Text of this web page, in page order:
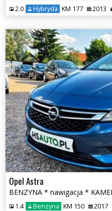
2.0 Hybryda KM 177 2013
Opel Astra
1.4 Benzyna KM 150 2017